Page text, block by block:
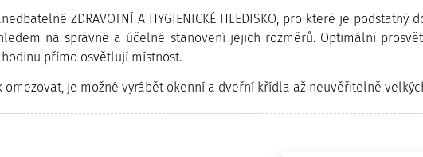
ZDRAVOTNÍ A HYGIENICKÉ HLEDISKO, pro které je
na správné a účelné stanovení jejich rozměrů. Optimální
přímo osvětlují místnost.
omezovat, je možné vyrábět okenní a dveřní křídla až neuvěřitelně